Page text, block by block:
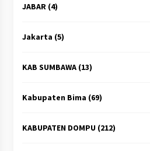
JABAR(4)
Jakarta (5)
KAB SUMBAWA(13)
Kabupaten Bima (69)
KABUPATEN DOMPU(212)